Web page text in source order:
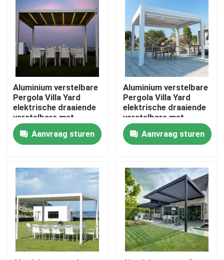
Huis
Producten
Ongeveer ons
Aluminium verstelbare
Pergola Villa Yard
elektrische draaiende
verstelbare met
uittrekbaar dak
Aanvraag sturen
Aluminium verstelbare
Pergola Villa Yard
elektrische draaiende
verstelbare met
uittrekbaar dak
Aanvraag sturen